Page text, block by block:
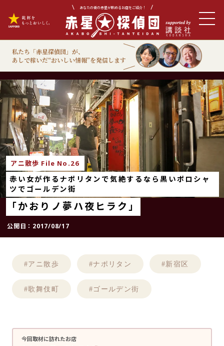
あなたの街の赤星が飲めるお店をご紹介！
私たち「赤星探偵団」が、
あしで稼いだ“おいしい情報”を発信します
アニ散歩 File No.26
赤い女が作るナポリタンで気絶するなら黒いポロシャ
ツでゴールデン街
「かおりノ夢ハ夜ヒラク」
公開日： 2017/08/17
#アニ散歩 #ナポリタン #新宿区
#歌舞伎町 #ゴールデン街
今回取材に訪れたお店